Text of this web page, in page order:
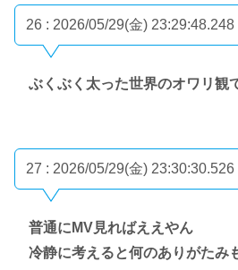
26 : 2026/05/29(金) 23:29:48.248
ぶくぶく太った世界のオワリ観
27 : 2026/05/29(金) 23:30:30.526
普通にMV見ればええやん
冷静に考えると何のありがたみ